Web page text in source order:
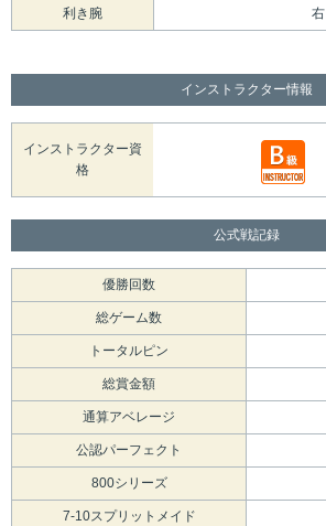
利き腕 右
インストラクター情報
インストラクター資
格
公式戦記録
優勝回数
総ゲーム数
トータルピン
総賞金額
通算アベレージ
公認パーフェクト
800シリーズ
7-10スプリットメイド